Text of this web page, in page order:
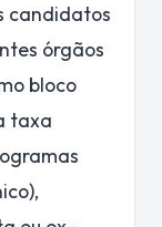
candidatos
órgãos
bloco
taxa